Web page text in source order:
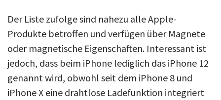
Der Liste zufolge sind nahezu alle Apple-
Produkte betroffen und verfügen über Magnete
oder magnetische Eigenschaften. Interessant ist
jedoch, dass beim iPhone lediglich das iPhone 12
genannt wird, obwohl seit dem iPhone 8 und
iPhone X eine drahtlose Ladefunktion integriert